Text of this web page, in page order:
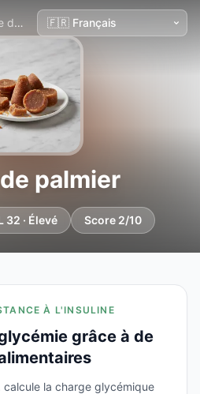
palmier
32 · Élevé Score 2/10
À L'INSULINE
grâce à de
calcule la charge glycémique